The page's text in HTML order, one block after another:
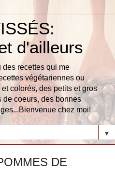
d'ailleurs
des recettes qui me
végétariennes ou
colorés, des petits et gros
de coeurs, des bonnes
chez moi!
▼
DE